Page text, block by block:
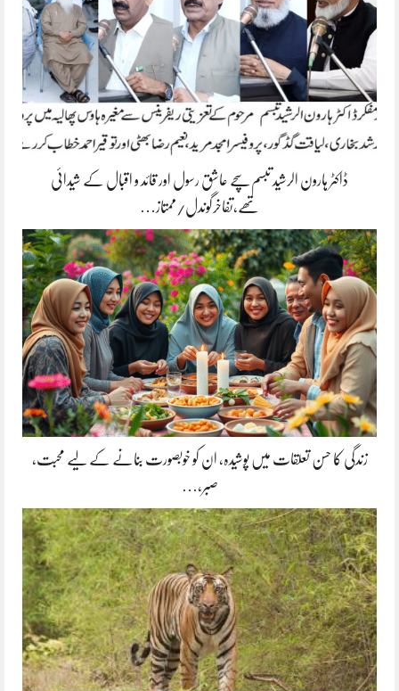
ڈاکٹر ہارون الرشید تبسم سچے عاشق رسول اور قائد و اقبال کے شیدائی
تھے،تفاخرگوندل/ممتاز…
زندگی کا حسن تعلقات میں پوشیدہ, ان کو خوبصورت بنانے کے لیے محبت،
صبر،…